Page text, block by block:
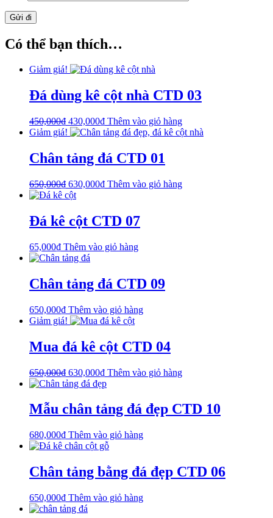
Có thể bạn thích…
Giảm giá!
Đá dùng kê cột nhà CTD 03
450,000₫ 430,000₫ Thêm vào giỏ hàng
Giảm giá!
Chân tảng đá CTD 01
650,000₫ 630,000₫ Thêm vào giỏ hàng
Đá kê cột CTD 07
65,000₫ Thêm vào giỏ hàng
Chân tảng đá CTD 09
650,000₫ Thêm vào giỏ hàng
Giảm giá!
Mua đá kê cột CTD 04
650,000₫ 630,000₫ Thêm vào giỏ hàng
Mẫu chân tảng đá đẹp CTD 10
680,000₫ Thêm vào giỏ hàng
Chân tảng bằng đá đẹp CTD 06
650,000₫ Thêm vào giỏ hàng